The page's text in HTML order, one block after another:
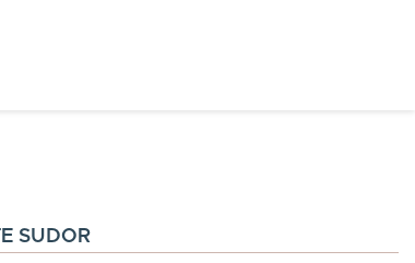
SUDOR